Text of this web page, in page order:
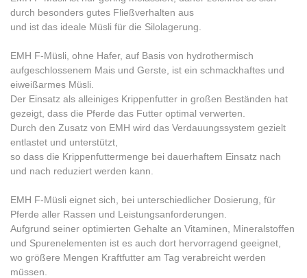
durch besonders gutes Fließverhalten aus
und ist das ideale Müsli für die Silolagerung.
EMH F-Müsli, ohne Hafer, auf Basis von hydrothermisch
aufgeschlossenem Mais und Gerste, ist ein schmackhaftes und
eiweißarmes Müsli.
Der Einsatz als alleiniges Krippenfutter in großen Beständen hat
gezeigt, dass die Pferde das Futter optimal verwerten.
Durch den Zusatz von EMH wird das Verdauungssystem gezielt
entlastet und unterstützt,
so dass die Krippenfuttermenge bei dauerhaftem Einsatz nach
und nach reduziert werden kann.
EMH F-Müsli eignet sich, bei unterschiedlicher Dosierung, für
Pferde aller Rassen und Leistungsanforderungen.
Aufgrund seiner optimierten Gehalte an Vitaminen, Mineralstoffen
und Spurenelementen ist es auch dort hervorragend geeignet,
wo größere Mengen Kraftfutter am Tag verabreicht werden
müssen.